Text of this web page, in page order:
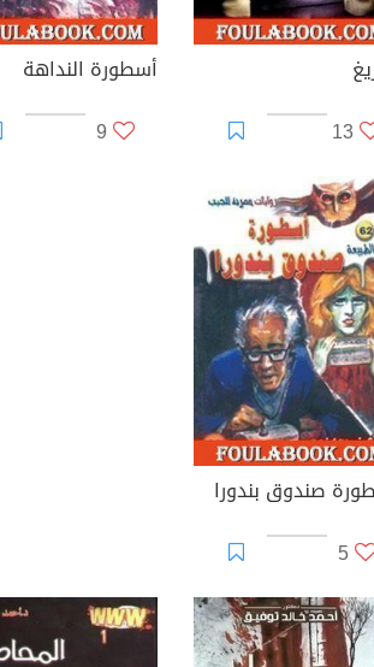
13
أسطورة النداهة
9
صندوق بندورا
5